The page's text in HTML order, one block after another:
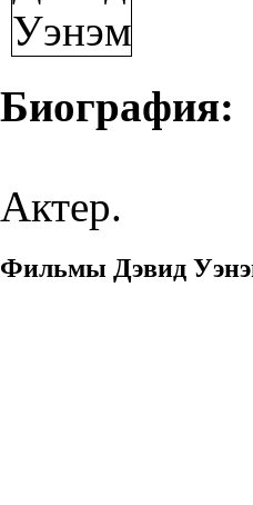
Биография:
Актер.
Фильмы Дэвид